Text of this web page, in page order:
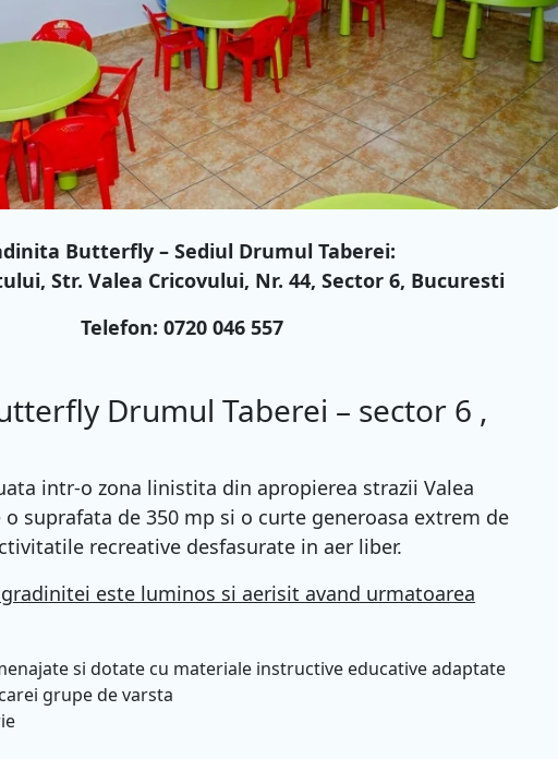
Butterfly – Sediul Drumul Taberei:
Str. Valea Cricovului, Nr. 44, Sector 6, Bucuresti
Telefon: 0720 046 557
Drumul Taberei – sector 6 ,
intr-o zona linistita din apropierea strazii Valea
suprafata de 350 mp si o curte generoasa extrem de
recreative desfasurate in aer liber.
este luminos si aerisit avand urmatoarea
si dotate cu materiale instructive educative adaptate
grupe de varsta